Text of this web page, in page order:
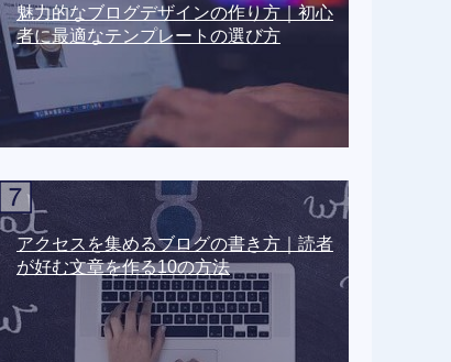
魅力的なブログデザインの作り方｜初心
者に最適なテンプレートの選び方
アクセスを集めるブログの書き方｜読者
が好む文章を作る10の方法